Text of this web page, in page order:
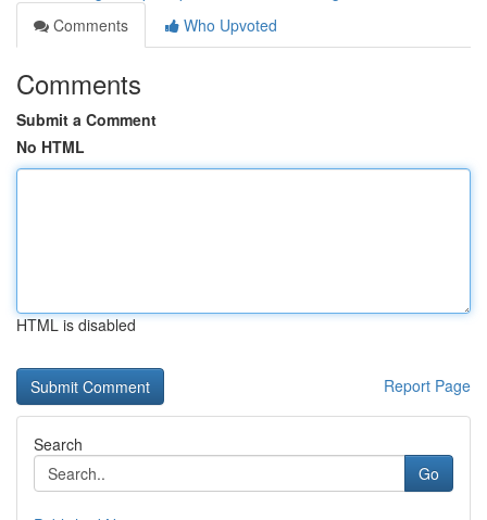
Comments
Who Upvoted
Comments
Submit a Comment
No HTML
HTML is disabled
Report Page
Search
Go